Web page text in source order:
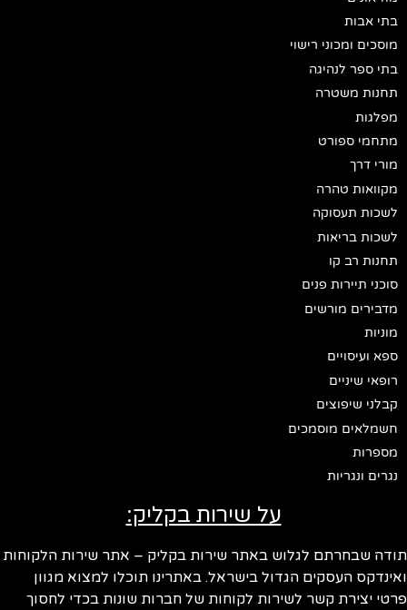
בתי אבות
מוסכים ומכוני רישוי
בתי ספר לנהיגה
תחנות משטרה
מפלגות
מתחמי ספורט
מורי דרך
מקוואות טהרה
לשכות תעסוקה
לשכות בריאות
תחנות רב קו
סוכני תיירות פנים
מדבירים מורשים
מוניות
ספא ועיסויים
רופאי שיניים
קבלני שיפוצים
חשמלאים מוסמכים
מספרות
נגרים ונגריות
על שירות בקליק:
תודה שבחרתם לגלוש באתר שירות בקליק – אתר שירות הלקוחות
ואינדקס העסקים הגדול בישראל. באתרינו תוכלו למצוא מגוון
פרטי יצירת קשר לשירות לקוחות של חברות שונות בכדי לחסוך